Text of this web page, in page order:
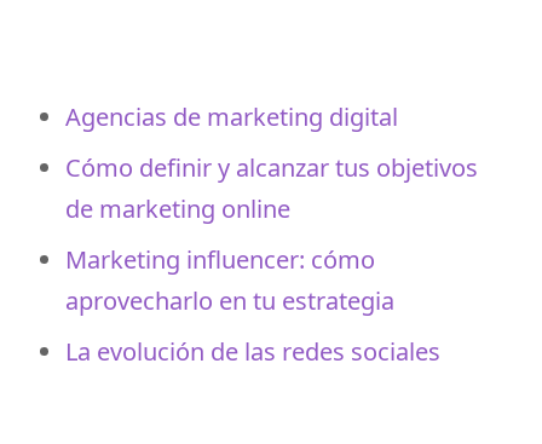
Agencias de marketing digital
Cómo definir y alcanzar tus objetivos
de marketing online
Marketing influencer: cómo
aprovecharlo en tu estrategia
La evolución de las redes sociales